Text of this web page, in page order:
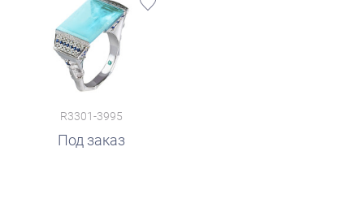
R3301-3995
Под заказ